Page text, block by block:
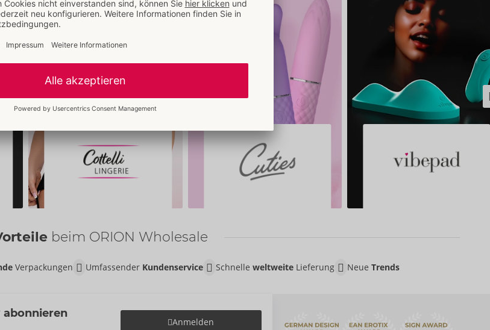
beim ORION Wholesale
Verpackungen Umfassender Kundenservice Schnelle weltweiteLieferung Neue Trends
abonnieren
Anmelden